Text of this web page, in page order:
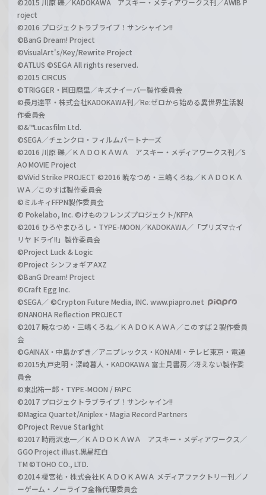
roject
©2016 プロジェクトラブライブ！サンシャイン!!
©BanG Dream! Project
©VisualArt's/Key/Rewrite Project
©ATLUS ©SEGA All rights reserved.
©2015 CIRCUS
©TRIGGER・岡田麿里／キズナイーバー製作委員会
©長月達平・株式会社KADOKAWA刊／Re:ゼロから始める異世界生活製
作委員会
©&™Lucasfilm Ltd.
©SEGA／チェンクロ・フィルムパートナーズ
©2016 川原 礫／ＫＡＤＯＫＡＷＡ アスキー・メディアワークス刊／S
AO MOVIE Project
©ViVid Strike PROJECT ©2016 暁なつめ・三嶋くろね／ＫＡＤＯＫＡ
ＷＡ／このすば製作委員会
©ミルキィFFPN製作委員会
© Pokelabo, Inc. ©けものフレンズプロジェクト/KFPA
©2016 ひろやまひろし・TYPE-MOON／KADOKAWA／「プリズマ☆イ
リヤ ドライ!!」製作委員会
©Project Luck & Logic
©Project シンフォギアAXZ
©BanG Dream! Project
©Craft Egg Inc.
©SEGA／ ©Crypton Future Media, INC. www.piapro.net
©NANOHA Reflection PROJECT
©2017 暁なつめ・三嶋くろね／ＫＡＤＯＫＡＷＡ／このすば２製作委員
会
©GAINAX・中島かずき／アニプレックス・KONAMI・テレビ東京・電通
©2015丸戸史明・深崎暮人・KADOKAWA 富士見書房／冴えない製作委
員会
©東出祐一郎・TYPE-MOON / FAPC
©2017 プロジェクトラブライブ！サンシャイン!!
©Magica Quartet/Aniplex・Magia Record Partners
©Project Revue Starlight
©2017 時雨沢恵一／ＫＡＤＯＫＡＷＡ アスキー・メディアワークス／
GGO Project illust.黒星紅白
TM ©TOHO CO., LTD.
©2014 榎宮祐・株式会社ＫＡＤＯＫＡＷＡ メディアファクトリー刊／ノ
ーゲーム・ノーライフ全権代理委員会